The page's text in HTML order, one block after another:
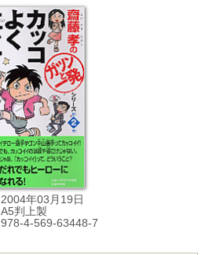
2004年03月19日
A5判上製
978-4-569-63448-7